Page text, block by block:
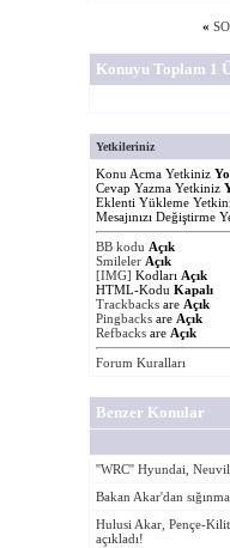
«
Konuyu Toplam 1
Yetkileriniz
Konu Acma Yetkiniz
Cevap Yazma Yetkiniz
Eklenti Yükleme
Mesajınızı Değiştirme
BB kodu Açık
Smileler Açık
[IMG] Kodları Açık
HTML-Kodu Kapalı
Trackbacks are Açık
Pingbacks are Açık
Refbacks are Açık
Forum Kuralları
Benzer Konular
''WRC'' Hyundai,
Bakan Akar'dan
Hulusi Akar, Pençe-
açıkladı!